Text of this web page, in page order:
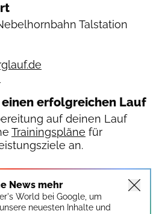
Talstation
erfolgreichen Lauf
auf deinen Lauf
Trainingspläne für
an.
News mehr
World bei Google, um
neuesten Inhalte und